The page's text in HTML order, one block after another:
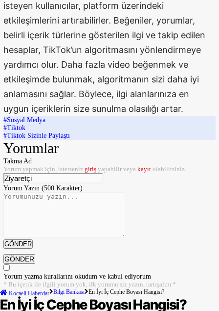
Batman
Şırnak
Bartın
Ardahan
Iğdır
Yalova
Karabük
Kilis
Osmaniye
Düzce
isteyen kullanıcılar, platform üzerindeki
etkileşimlerini artırabilirler. Beğeniler, yorumlar,
belirli içerik türlerine gösterilen ilgi ve takip edilen
hesaplar, TikTok’un algoritmasını yönlendirmeye
yardımcı olur. Daha fazla video beğenmek ve
etkileşimde bulunmak, algoritmanın sizi daha iyi
anlamasını sağlar. Böylece, ilgi alanlarınıza en
uygun içeriklerin size sunulma olasılığı artar.
#Sosyal Medya
#Tiktok
#Tiktok Sizinle Paylaştı
Yorumlar
Takma Ad
Yorum yapmak için, isterseniz giriş yapabilir veya kayıt olabilirsiniz.
Yorum Yazın (500 Karakter)
GÖNDER
GÖNDER
Yorum yazma kurallarını okudum ve kabul ediyorum
* Bu içerik ile ilgili yorum yok, ilk yorumu siz yazın, tartışalım *
Kocaeli Haberdar Bilgi Bankası En İyi İç Cephe Boyası Hangisi?
En İyi İç Cephe Boyası Hangisi?